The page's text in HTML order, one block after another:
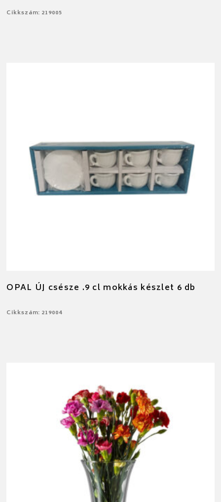
Cikkszám: 219005
OPAL ÚJ csésze .9 cl mokkás készlet 6 db
Cikkszám: 219004